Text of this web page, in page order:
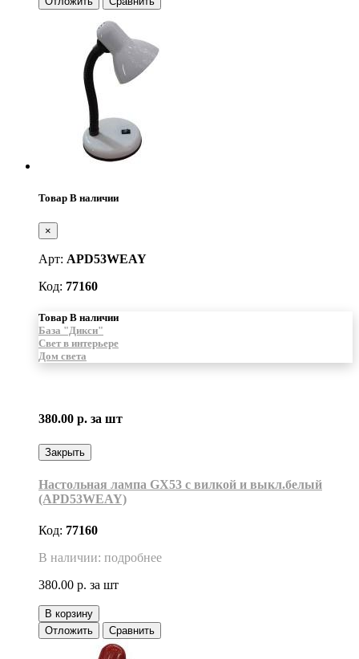
Товар В наличии
×
Арт: APD53WEAY
Код: 77160
Товар В наличии
База "Дикси"
Свет в интерьере
Дом света
380.00 р. за шт
Закрыть
Настольная лампа GX53 с вилкой и выкл.белый
(APD53WEAY)
Код: 77160
В наличии: подробнее
380.00 р. за шт
В корзину
Отложить
Сравнить